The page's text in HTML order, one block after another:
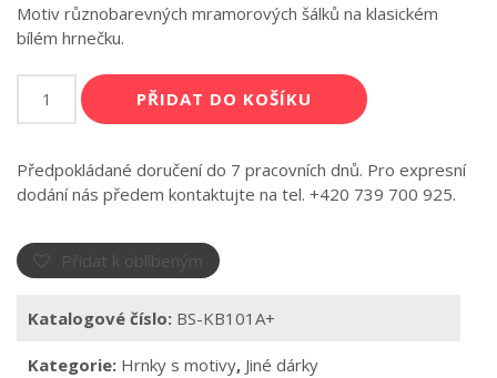
Motiv různobarevných mramorových šálků na klasickém
bílém hrnečku.
Mramorové
množství
PŘIDAT DO KOŠÍKU
Předpokládané doručení do 7 pracovních dnů. Pro expresní
dodání nás předem kontaktujte na tel. +420 739 700 925.
Přidat k oblíbeným
Katalogové číslo: BS-KB101A+
Kategorie: Hrnky s motivy, Jiné dárky